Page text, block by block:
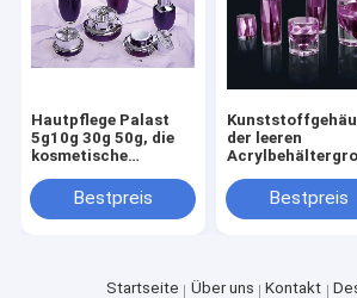
Hautpflege Palast
5g10g 30g 50g, die
kosmetische
Cremetiegelflasche
Flasche 30g 50g
Bestpreis
der leeren
Bestpreis
Startseite Über uns Kontakt